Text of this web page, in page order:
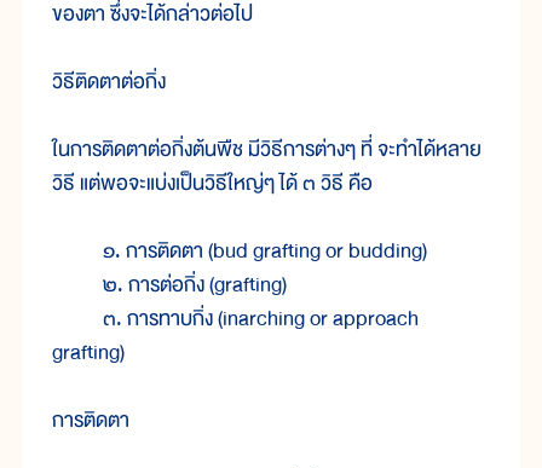
ของตา ซึ่งจะได้กล่าวต่อไป
วิธีติดตาต่อกิ่ง
ในการติดตาต่อกิ่งต้นพืช มีวิธีการต่างๆ ที่ จะทำได้หลาย
วิธี แต่พอจะแบ่งเป็นวิธีใหญ่ๆ ได้ ๓ วิธี คือ
๑. การติดตา (bud grafting or budding)
๒. การต่อกิ่ง (grafting)
๓. การทาบกิ่ง (inarching or approach
grafting)
การติดตา